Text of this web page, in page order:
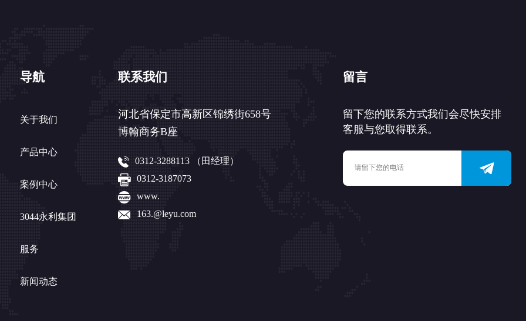
导航
关于我们
产品中心
案例中心
3044永利集团
服务
新闻动态
联系我们
河北省保定市高新区锦绣街658号
博翰商务B座
0312-3288113 （田经理）
0312-3187073
www.
163.@leyu.com
留言
留下您的联系方式我们会尽快安排
客服与您取得联系。